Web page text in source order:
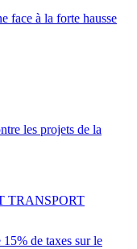
face à la forte hausse
les projets de la
de taxes sur le
TRANSPORT